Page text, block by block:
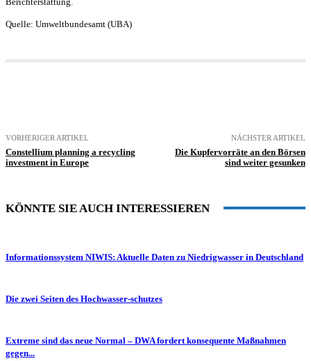
Quelle: Umweltbundesamt (UBA)
VORHERIGER ARTIKEL
Constellium planning a recycling
investment in Europe
NÄCHSTER ARTIKEL
Die Kupfervorräte an den Börsen
sind weiter gesunken
KÖNNTE SIE AUCH INTERESSIEREN
Informationssystem NIWIS: Aktuelle Daten zu Niedrigwasser in Deutschland
Die zwei Seiten des Hochwasser-schutzes
Extreme sind das neue Normal – DWA fordert konsequente Maßnahmen
gegen...